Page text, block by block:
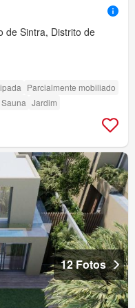
de Sintra, Distrito de
Parcialmente mobiliado
Sauna Jardim
12 Fotos